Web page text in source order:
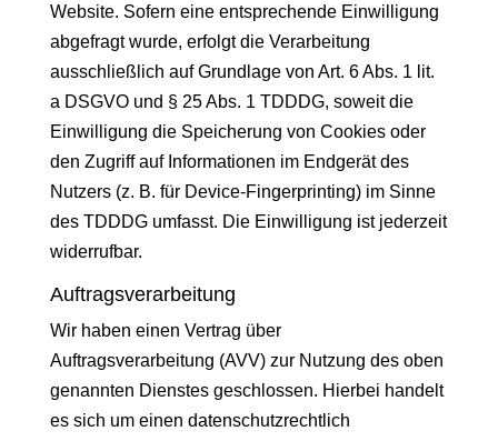
Website. Sofern eine entsprechende Einwilligung
abgefragt wurde, erfolgt die Verarbeitung
ausschließlich auf Grundlage von Art. 6 Abs. 1 lit.
a DSGVO und § 25 Abs. 1 TDDDG, soweit die
Einwilligung die Speicherung von Cookies oder
den Zugriff auf Informationen im Endgerät des
Nutzers (z. B. für Device-Fingerprinting) im Sinne
des TDDDG umfasst. Die Einwilligung ist jederzeit
widerrufbar.
Auftragsverarbeitung
Wir haben einen Vertrag über
Auftragsverarbeitung (AVV) zur Nutzung des oben
genannten Dienstes geschlossen. Hierbei handelt
es sich um einen datenschutzrechtlich